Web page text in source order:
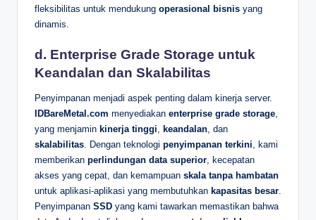
fleksibilitas untuk mendukung operasional bisnis yang
dinamis.
d. Enterprise Grade Storage untuk
Keandalan dan Skalabilitas
Penyimpanan menjadi aspek penting dalam kinerja server.
IDBareMetal.com menyediakan enterprise grade storage,
yang menjamin kinerja tinggi, keandalan, dan
skalabilitas. Dengan teknologi penyimpanan terkini, kami
memberikan perlindungan data superior, kecepatan
akses yang cepat, dan kemampuan skala tanpa hambatan
untuk aplikasi-aplikasi yang membutuhkan kapasitas besar.
Penyimpanan SSD yang kami tawarkan memastikan bahwa